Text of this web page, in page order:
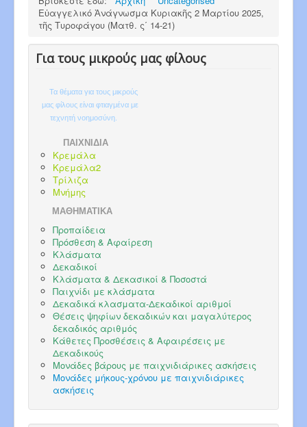
Εὐαγγελικό Ἀνάγνωσμα Κυριακῆς 2 Μαρτίου 2025,
τῆς Τυροφάγου (Ματθ. ς΄ 14-21)
Για τους μικρούς μας φίλους
Τα θέματα για τους μικρούς
μας φίλους είναι φτιαγμένα με
τεχνητή νοημοσύνη.
ΠΑΙΧΝΙΔΙΑ
Κρεμάλα
Κρεμάλα2
Τρίλιζα
Μνήμης
ΜΑΘΗΜΑΤΙΚΑ
Προπαίδεια
Πρόσθεση & Αφαίρεση
Κλάσματα
Δεκαδικοί
Κλάσματα & Δεκασικοί & Ποσοστά
Παιχνίδι με κλάσματα
Δεκαδικά κλασματα-Δεκαδικοί αριθμοί
Θέσεις ψηφίων δεκαδικών και μαγαλύτερος
δεκαδικός αριθμός
Κάθετες Προσθέσεις & Αφαιρέσεις με
Δεκαδικούς
Μονάδες βάρους με παιχνιδιάρικες ασκήσεις
Μονάδες μήκους-χρόνου με παιχνιδιάρικες
ασκήσεις